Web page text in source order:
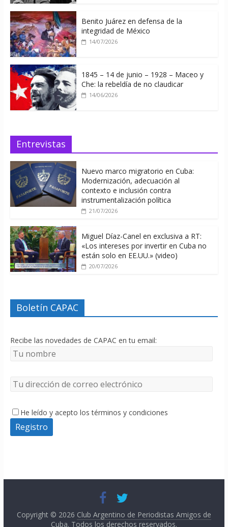
Benito Juárez en defensa de la
integridad de México
14/07/2026
1845 – 14 de junio – 1928 – Maceo y
Che: la rebeldía de no claudicar
14/06/2026
Entrevistas
Nuevo marco migratorio en Cuba:
Modernización, adecuación al
contexto e inclusión contra
instrumentalización política
21/07/2026
Miguel Díaz-Canel en exclusiva a RT:
«Los intereses por invertir en Cuba no
están solo en EE.UU.» (video)
20/07/2026
Boletín CAPAC
Recibe las novedades de CAPAC en tu email:
He leído y acepto los términos y condiciones
Copyright © 2026 Club Argentino de Periodistas Amigos de
Cuba. Todos los derechos reservados.